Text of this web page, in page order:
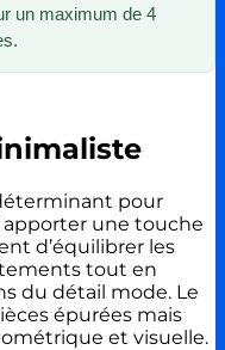
un maximum de 4
pour
une touche
d’équilibrer les
tout en
du détail mode. Le
épurées mais
et visuelle.